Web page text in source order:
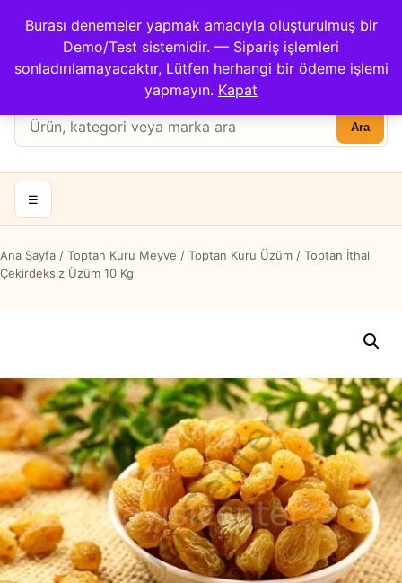
Burası denemeler yapmak amacıyla oluşturulmuş bir
Demo/Test sistemidir. — Sipariş işlemleri
sonladırılamayacaktır, Lütfen herhangi bir ödeme işlemi
yapmayın. Kapat
Kargom Nerede?İletişim
Apricot Center
Ürün
ara:
Ara
Hesabım
Sepet
☰
Ana Sayfa / Toptan Kuru Meyve / Toptan Kuru Üzüm / Toptan İthal
Çekirdeksiz Üzüm 10 Kg